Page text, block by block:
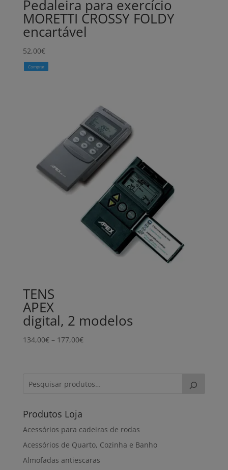
Pedaleira para exercício
MORETTI CROSSY FOLDY
encartável
52,00€
Comprar
TENS
APEX
digital, 2 modelos
134,00€ – 177,00€Price
177,00€
Produtos Loja
Acessórios para cadeiras de rodas
Acessórios de Quarto, Cozinha e Banho
Almofadas antiescaras